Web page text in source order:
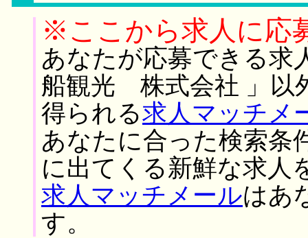
※ここから求人に応
あなたが応募できる求
船観光 株式会社 」以
得られる求人マッチメ
あなたに合った検索条
に出てくる新鮮な求人
求人マッチメールはあ
す。